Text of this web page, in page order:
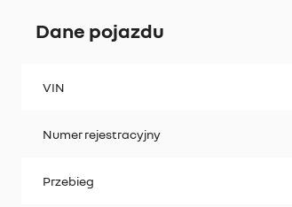
Dane pojazdu
VIN
Numer rejestracyjny
Przebieg